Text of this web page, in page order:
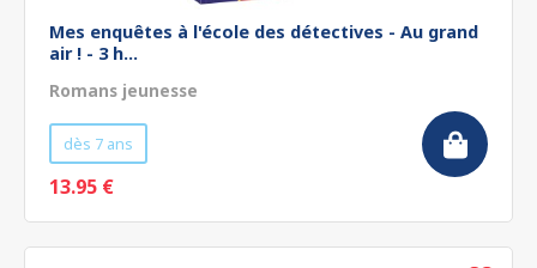
Mes enquêtes à l'école des détectives - Au grand
air ! - 3 h...
Romans jeunesse
dès 7 ans
13.95 €